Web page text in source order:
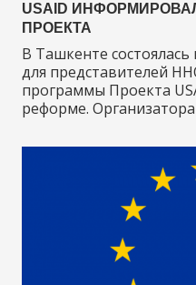
USAID
ПРОЕКТА
В Ташкенте состоялась
для представителей
программы Проекта
реформе.